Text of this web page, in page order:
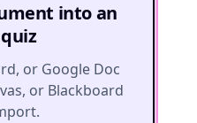
into an
or Google Doc
or Blackboard